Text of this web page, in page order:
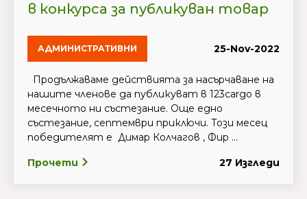
в конкурса за публикуван товар
АДМИНИСТРАТИВНИ 25-Nov-2022
Продължаваме действията за насърчаване на
нашите членове да публикуват в 123cargo в
месечното ни състезание. Още едно
състезание, септември приключи. Този месец
победителят е Димар Колчагов , Фир ...
Прочети 27 Изгледи